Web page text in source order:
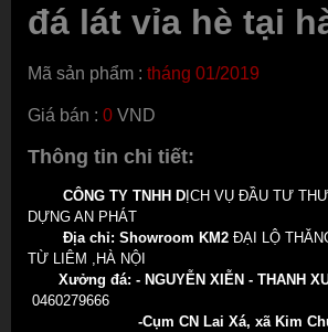
đá lát vỉa hè tại
Mã sản phẩm : tháng 01/2019
Giá bán : 0 VND
Thông tin chi tiết:
CÔNG TY TNHH D ỊCH VỤ ĐẦU TƯ
DỰNG AN PHÁT
Địa chỉ: Showroom KM2 ĐẠI LỘ
TỪ LIÊM ,HÀ NỘI
Xưởng đá: - NGUYỄN XIỄN - THANH
0460279666
-Cụm CN Lai Xá, xã Kim